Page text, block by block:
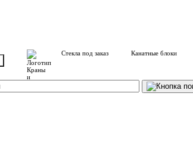
Стекла под заказ Канатные блоки